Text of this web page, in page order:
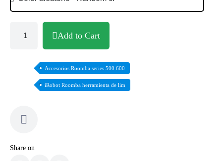
Add to Cart
Accesorios Roomba series 500 600
iRobot Roomba herramienta de lim
Share on